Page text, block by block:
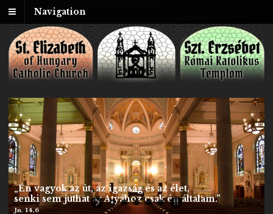
Navigation
vagyok az út, az igazság és az élet,
sem juthat az Atyához csak én általam.”
14,6